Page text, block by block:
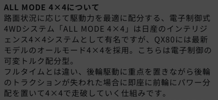
ALL MODE 4×4について
路面状況に応じて駆動力を最適に配分する、電子制御式
4WDシステム「ALL MODE 4×4」は日産のインテリジ
ェンス4×4システムとして有名ですが、QX80には最新
モデルのオールモード4×4を採用。こちらは電子制御の
可変トルク配分型。
フルタイムとは違い、後輪駆動に重点を置きながら後輪
のトラクションが失われた場合に即座に前輪にパワー分
配を置いて4×4で走破していく仕組みです。